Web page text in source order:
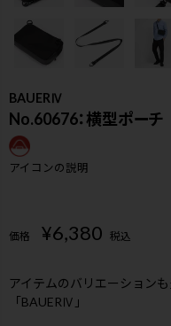
BAUERⅣ
No.60676：横型ポーチ
アイコンの説明
価格 ¥6,380 税込
アイテムのバリエーション
「BAUERⅣ」